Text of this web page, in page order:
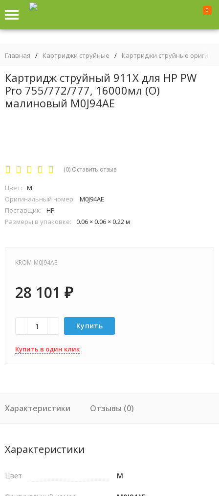
0
Главная / Картриджи струйные / Картриджи струйные
Картридж струйный 911X для HP PW
Pro 755/772/777, 16000мл (О)
малиновый M0J94AE
(0) Оставить отзыв
Цвет:
M
Оригинальный номер:
M0J94AE
Поставщик:
HP
Размеры в упаковке:
0.06 × 0.06 × 0.22 м
KROM-M0J94AE
28 101 ₽
Купить
Купить в один клик
Характеристики Отзывы (0)
Характеристики
Цвет M